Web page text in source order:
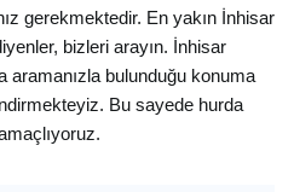
gerekmektedir. En yakın İnhisar
bizleri arayın. İnhisar
aramanızla bulunduğu konuma
Bu sayede hurda